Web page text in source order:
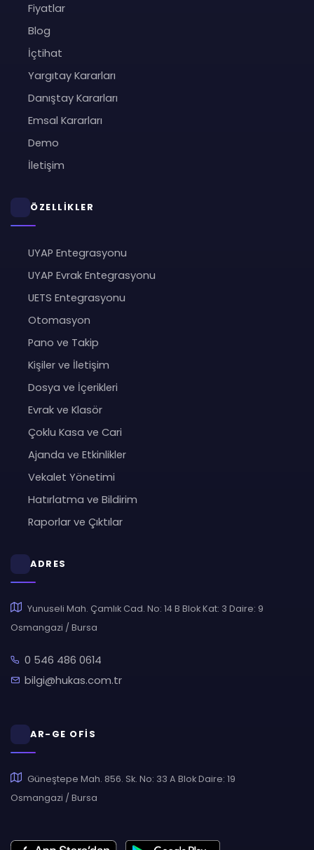
Fiyatlar
Blog
İçtihat
Yargıtay Kararları
Danıştay Kararları
Emsal Kararları
Demo
İletişim
ÖZELLİKLER
UYAP Entegrasyonu
UYAP Evrak Entegrasyonu
UETS Entegrasyonu
Otomasyon
Pano ve Takip
Kişiler ve İletişim
Dosya ve İçerikleri
Evrak ve Klasör
Çoklu Kasa ve Cari
Ajanda ve Etkinlikler
Vekalet Yönetimi
Hatırlatma ve Bildirim
Raporlar ve Çıktılar
ADRES
Yunuseli Mah. Çamlık Cad. No: 14 B Blok Kat: 3 Daire: 9
Osmangazi / Bursa
0 546 486 0614
bilgi@hukas.com.tr
AR-GE OFİS
Güneştepe Mah. 856. Sk. No: 33 A Blok Daire: 19
Osmangazi / Bursa